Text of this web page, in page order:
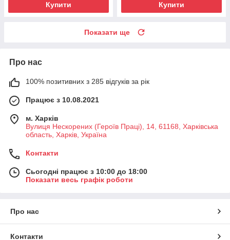
Купити Купити
Показати ще
Про нас
100% позитивних з 285 відгуків за рік
Працює з 10.08.2021
м. Харків
Вулиця Нескорених (Героїв Праці), 14, 61168, Харківська
область, Харків, Україна
Контакти
Сьогодні працює з 10:00 до 18:00
Показати весь графік роботи
Про нас
Контакти